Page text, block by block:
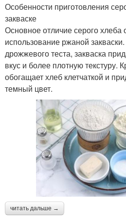
Особенности приготовления
закваске
Основное отличие серого хлеба
использование ржаной
дрожжевого теста, закваска
вкус и более плотную текстуру.
обогащает хлеб клетчаткой и
темный цвет.
читать дальше →